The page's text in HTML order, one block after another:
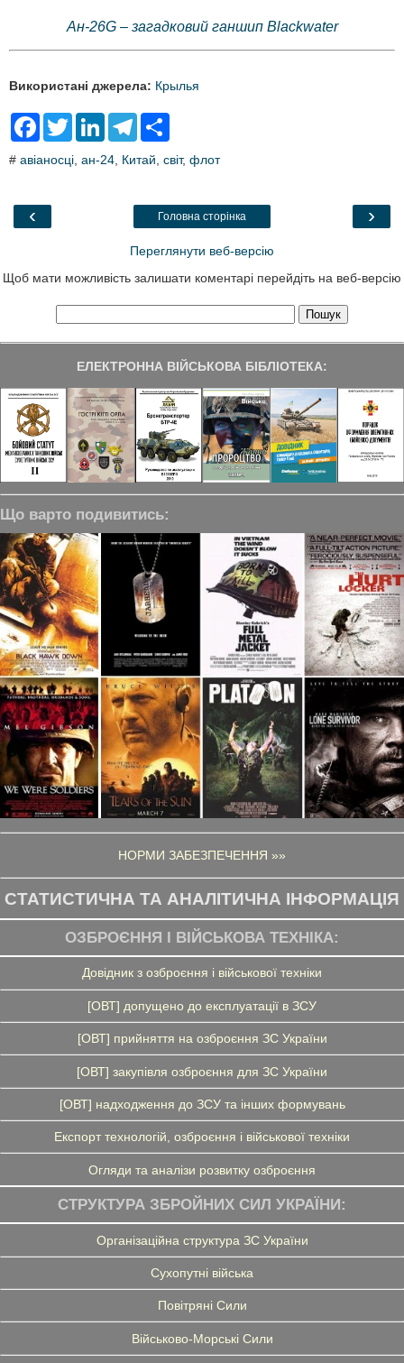
Ан-26G – загадковий ганшип Blackwater
Використані джерела: Крылья
F
e
o
T
t
L
k
T
e
a
r
# авіаносці, ан-24, Китай, світ, флот
‹ ›
Головна сторінка
Переглянути веб-версію
Щоб мати можливість залишати коментарі перейдіть на веб-версію
ЕЛЕКТРОННА ВІЙСЬКОВА БІБЛІОТЕКА:
Що варто подивитись:
НОРМИ ЗАБЕЗПЕЧЕННЯ »»
СТАТИСТИЧНА ТА АНАЛІТИЧНА ІНФОРМАЦІЯ
ОЗБРОЄННЯ І ВІЙСЬКОВА ТЕХНІКА:
Довідник з озброєння і військової техніки
[ОВТ] допущено до експлуатації в ЗСУ
[ОВТ] прийняття на озброєння ЗС України
[ОВТ] закупівля озброєння для ЗС України
[ОВТ] надходження до ЗСУ та інших формувань
Експорт технологій, озброєння і військової техніки
Огляди та аналізи розвитку озброєння
СТРУКТУРА ЗБРОЙНИХ СИЛ УКРАЇНИ:
Організаційна структура ЗС України
Сухопутні війська
Повітряні Сили
Військово-Морські Сили